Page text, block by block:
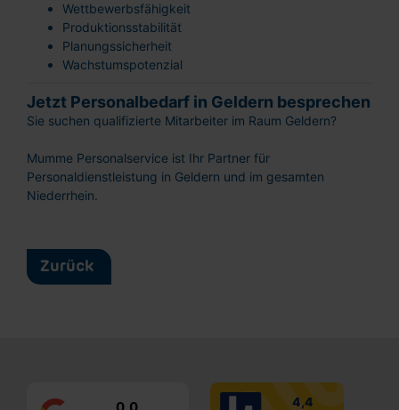
Wettbewerbsfähigkeit
Produktionsstabilität
Planungssicherheit
Wachstumspotenzial
Jetzt Personalbedarf in Geldern besprechen
Sie suchen qualifizierte Mitarbeiter im Raum Geldern?
Mumme Personalservice ist Ihr Partner für
Personaldienstleistung in Geldern und im gesamten
Niederrhein.
Zurück
Schnellbewerbung
Ganz einfach: Formular ausfüllen und
0,0